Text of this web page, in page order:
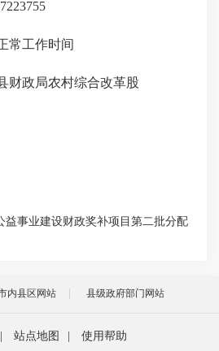
常工作时间
财政局农村综合改革股
益事业建设财政奖补项目第二批分配
内县区网站 县级政府部门网站
站点地图 使用帮助